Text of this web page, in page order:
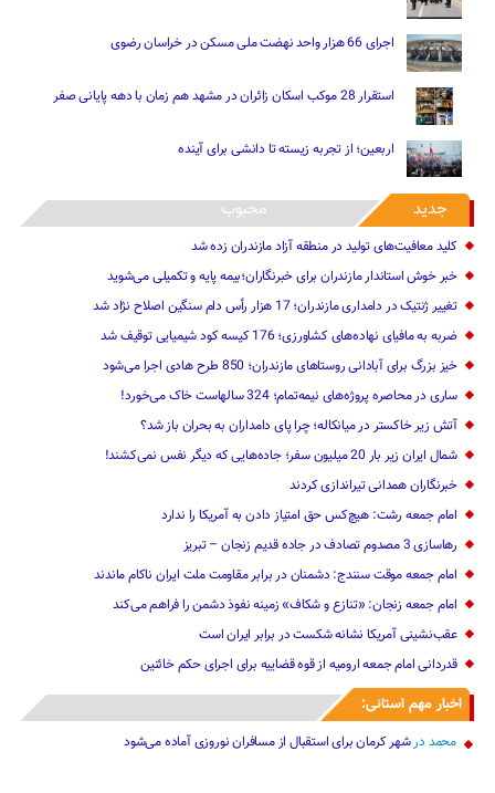
اجرای 66 هزار واحد نهضت ملی مسکن در خراسان رضوی
استقرار 28 موکب اسکان زائران در مشهد هم زمان با دهه پایانی صفر
اربعین؛ از تجربه زیسته تا دانشی برای آینده
جدید محبوب
کلید معافیت‌های تولید در منطقه آزاد مازندران زده شد
خبر خوش استاندار مازندران برای خبرنگاران؛‌بیمه پایه و ‌تکمیلی می‌شوید
تغییر ژنتیک‌ در دامداری مازندران؛ 17 هزار رأس دام سنگین ‌اصلاح نژاد شد
ضربه ‌به مافیای نهاده‌های کشاورزی؛ 176 کیسه کود شیمیایی توقیف شد
خیز بزرگ برای آبادانی روستاهای مازندران؛ 850 طرح هادی ‌اجرا می‌شود
ساری در محاصره پروژه‌های نیمه‌تمام؛ 324 سالهاست خاک می‌خورد!
آتش زیر خاکستر در میانکاله؛ چرا پای دامداران به بحران باز شد؟
شمال ایران زیر بار 20 میلیون سفر؛ جاده‌هایی که دیگر نفس نمی‌کشند!
خبرنگاران همدانی تیراندازی کردند
امام جمعه رشت: هیچ‌کس حق امتیاز دادن به آمریکا را ندارد
رهاسازی 3 مصدوم تصادف در جاده قدیم زنجان – تبریز
امام جمعه موقت سنندج: دشمنان در برابر مقاومت ملت ایران ناکام ماندند
امام جمعه زنجان: «تنازع و شکاف» زمینه نفوذ دشمن را فراهم می‌کند
عقب‌نشینی آمریکا نشانه شکست در برابر ایران است
قدردانی امام جمعه ارومیه از قوه قضاییه برای اجرای حکم خائنین ‌
اخبار مهم استانی:
محمد درشهر کرمان برای استقبال از مسافران نوروزی آماده می‌شود